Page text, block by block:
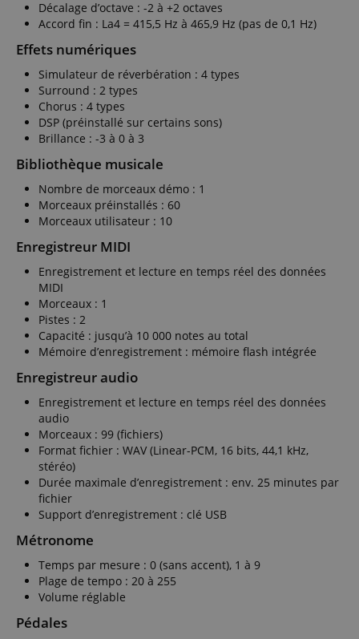
Décalage d’octave : -2 à +2 octaves
Accord fin : La4 = 415,5 Hz à 465,9 Hz (pas de 0,1 Hz)
Effets numériques
Simulateur de réverbération : 4 types
Surround : 2 types
Chorus : 4 types
DSP (préinstallé sur certains sons)
Brillance : -3 à 0 à 3
Bibliothèque musicale
Nombre de morceaux démo : 1
Morceaux préinstallés : 60
Morceaux utilisateur : 10
Enregistreur MIDI
Enregistrement et lecture en temps réel des données
MIDI
Morceaux : 1
Pistes : 2
Capacité : jusqu’à 10 000 notes au total
Mémoire d’enregistrement : mémoire flash intégrée
Enregistreur audio
Enregistrement et lecture en temps réel des données
audio
Morceaux : 99 (fichiers)
Format fichier : WAV (Linear-PCM, 16 bits, 44,1 kHz,
stéréo)
Durée maximale d’enregistrement : env. 25 minutes par
fichier
Support d’enregistrement : clé USB
Métronome
Temps par mesure : 0 (sans accent), 1 à 9
Plage de tempo : 20 à 255
Volume réglable
Pédales